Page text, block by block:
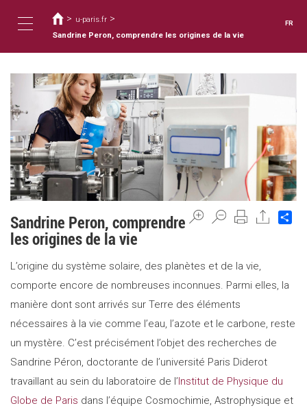
contenu
Toggle
navigation
êtes
ici
> u-paris.fr >
Sandrine Peron, comprendre les origines de la vie
FR
Sandrine Peron, comprendre
les origines de la vie
L’origine du système solaire, des planètes et de la vie,
comporte encore de nombreuses inconnues. Parmi elles, la
manière dont sont arrivés sur Terre des éléments
nécessaires à la vie comme l’eau, l’azote et le carbone, reste
un mystère. C’est précisément l’objet des recherches de
Sandrine Péron, doctorante de l’université Paris Diderot
travaillant au sein du laboratoire de l’Institut de Physique du
Globe de Paris dans l’équipe Cosmochimie, Astrophysique et